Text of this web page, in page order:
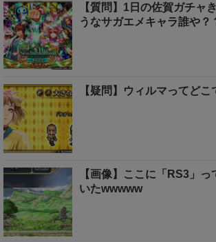
【質問】1日の佐賀ガチャ
うなサガエメキャラ誰や？
【疑問】ウィルマってど
【画像】ここに「RS3」
いたwwwww